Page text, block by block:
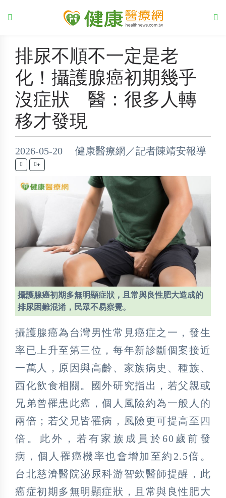
排尿不順不一定是老
化！攝護腺癌初期幾乎
沒症狀 醫：很多人轉
移才發現
2026-05-20 健康醫療網／記者陳靖安報導
+
攝護腺癌初期多無明顯症狀，且常與良性肥大造成的
排尿困難混淆，民眾不易察覺。
攝護腺癌為台灣男性常見癌症之一，發生
率已上升至第三位，每年新診斷個案接近
一萬人，原因與高齡、家族病史、種族、
西化飲食相關。國外研究指出，若父親或
兄弟曾罹患此癌，個人風險約為一般人的
兩倍；若父兄皆罹病，風險更可提高至四
倍。此外，若有家族成員於60歲前發
病，個人罹癌機率也會增加至約2.5倍。
台北慈濟醫院泌尿科游智欽醫師提醒，此
癌症初期多無明顯症狀，且常與良性肥大